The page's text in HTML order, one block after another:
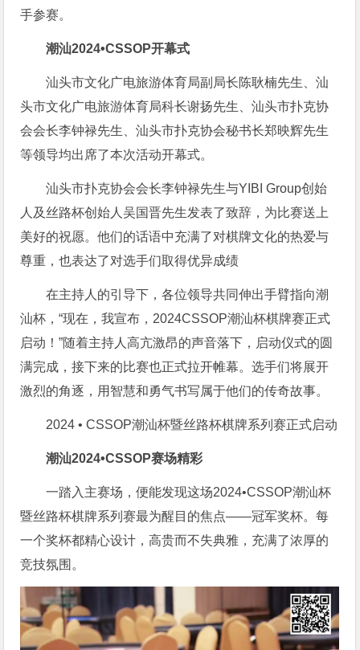
手参赛。
潮汕2024•CSSOP开幕式
汕头市文化广电旅游体育局副局长陈耿楠先生、汕
头市文化广电旅游体育局科长谢扬先生、汕头市扑克协
会会长李钟禄先生、汕头市扑克协会秘书长郑映辉先生
等领导均出席了本次活动开幕式。
汕头市扑克协会会长李钟禄先生与YIBI Group创始
人及丝路杯创始人吴国晋先生发表了致辞，为比赛送上
美好的祝愿。他们的话语中充满了对棋牌文化的热爱与
尊重，也表达了对选手们取得优异成绩
在主持人的引导下，各位领导共同伸出手臂指向潮
汕杯，“现在，我宣布，2024CSSOP潮汕杯棋牌赛正式
启动！”随着主持人高亢激昂的声音落下，启动仪式的圆
满完成，接下来的比赛也正式拉开帷幕。选手们将展开
激烈的角逐，用智慧和勇气书写属于他们的传奇故事。
2024 • CSSOP潮汕杯暨丝路杯棋牌系列赛正式启动
潮汕2024•CSSOP赛场精彩
一踏入主赛场，便能发现这场2024•CSSOP潮汕杯
暨丝路杯棋牌系列赛最为醒目的焦点——冠军奖杯。每
一个奖杯都精心设计，高贵而不失典雅，充满了浓厚的
竞技氛围。